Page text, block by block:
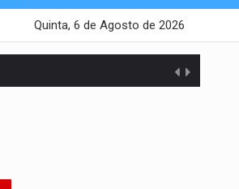
Quinta, 6 de Agosto de 2026